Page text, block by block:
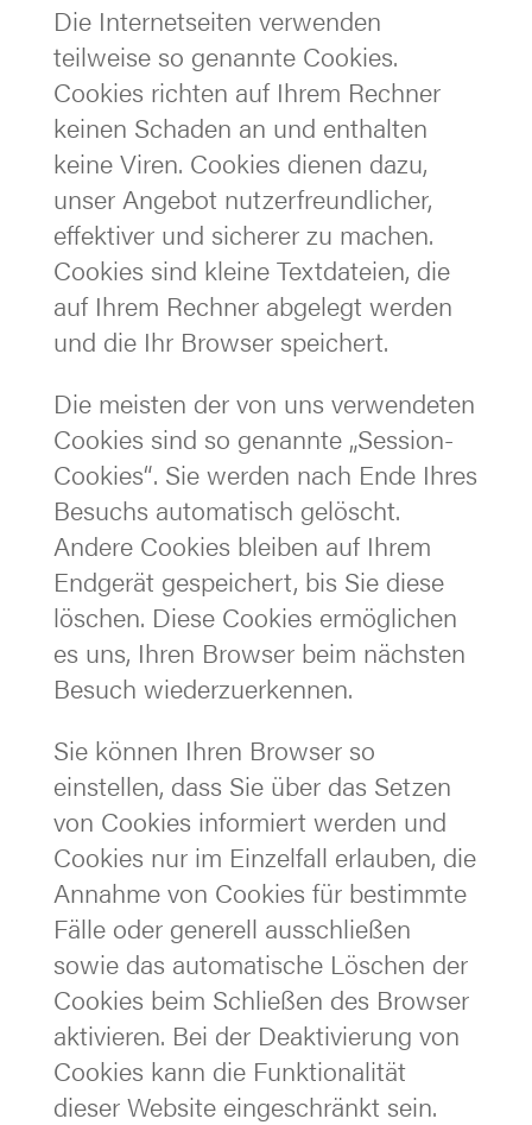
Die Internetseiten verwenden
teilweise so genannte Cookies.
Cookies richten auf Ihrem Rechner
keinen Schaden an und enthalten
keine Viren. Cookies dienen dazu,
unser Angebot nutzerfreundlicher,
effektiver und sicherer zu machen.
Cookies sind kleine Textdateien, die
auf Ihrem Rechner abgelegt werden
und die Ihr Browser speichert.
Die meisten der von uns verwendeten
Cookies sind so genannte „Session-
Cookies“. Sie werden nach Ende Ihres
Besuchs automatisch gelöscht.
Andere Cookies bleiben auf Ihrem
Endgerät gespeichert, bis Sie diese
löschen. Diese Cookies ermöglichen
es uns, Ihren Browser beim nächsten
Besuch wiederzuerkennen.
Sie können Ihren Browser so
einstellen, dass Sie über das Setzen
von Cookies informiert werden und
Cookies nur im Einzelfall erlauben, die
Annahme von Cookies für bestimmte
Fälle oder generell ausschließen
sowie das automatische Löschen der
Cookies beim Schließen des Browser
aktivieren. Bei der Deaktivierung von
Cookies kann die Funktionalität
dieser Website eingeschränkt sein.